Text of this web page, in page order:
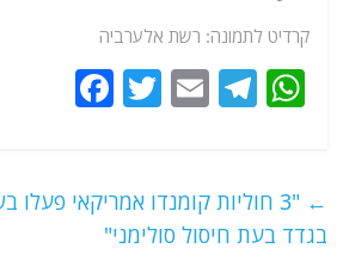
קרדיט לתמונה: רשת אלערביה
W
s
A
T
g
ra
E
l
T
er
e ←
"3 חוליות קומנדו אמריקאי
בגדד בעת חיסול סולימני"